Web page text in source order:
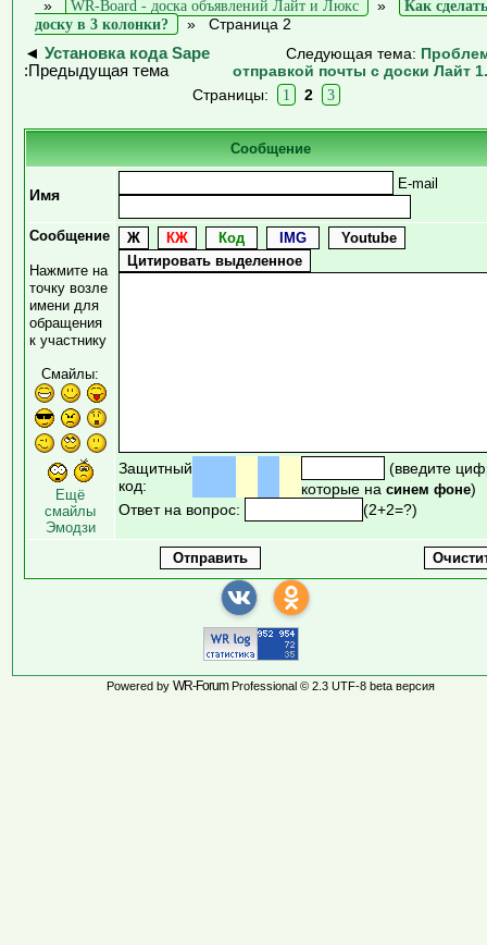
»
WR-Board - доска объявлений Лайт и Люкс »
Как сделать
доску в 3 колонки?
» Страница 2
◄ Установка кода Sape
:Предыдущая тема
Следующая тема:
отправкой почты с доски Лайт
Страницы:
1 2 3
Сообщение
Имя
E-mail
Сообщение
Нажмите на
точку возле
имени для
обращения
к участнику
Смайлы:
Ещё
смайлы
Эмодзи
Защитный
код:
(введите
которые на синем фоне)
Ответ на вопрос:
(2+2=?)
Powered by WR-ForumProfessional © 2.3 UTF-8 beta версия